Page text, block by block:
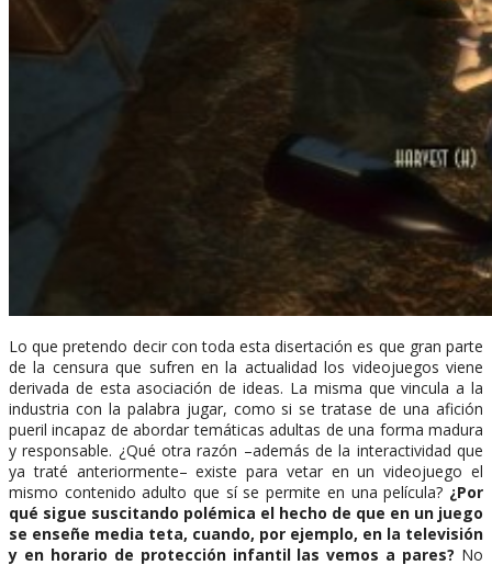
Lo que pretendo decir con toda esta disertación es que gran parte
de la censura que sufren en la actualidad los videojuegos viene
derivada de esta asociación de ideas. La misma que vincula a la
industria con la palabra jugar, como si se tratase de una afición
pueril incapaz de abordar temáticas adultas de una forma madura
y responsable. ¿Qué otra razón –además de la interactividad que
ya traté anteriormente– existe para vetar en un videojuego el
mismo contenido adulto que sí se permite en una película? ¿Por
qué sigue suscitando polémica el hecho de que en un juego
se enseñe media teta, cuando, por ejemplo, en la televisión
y en horario de protección infantil las vemos a pares? No